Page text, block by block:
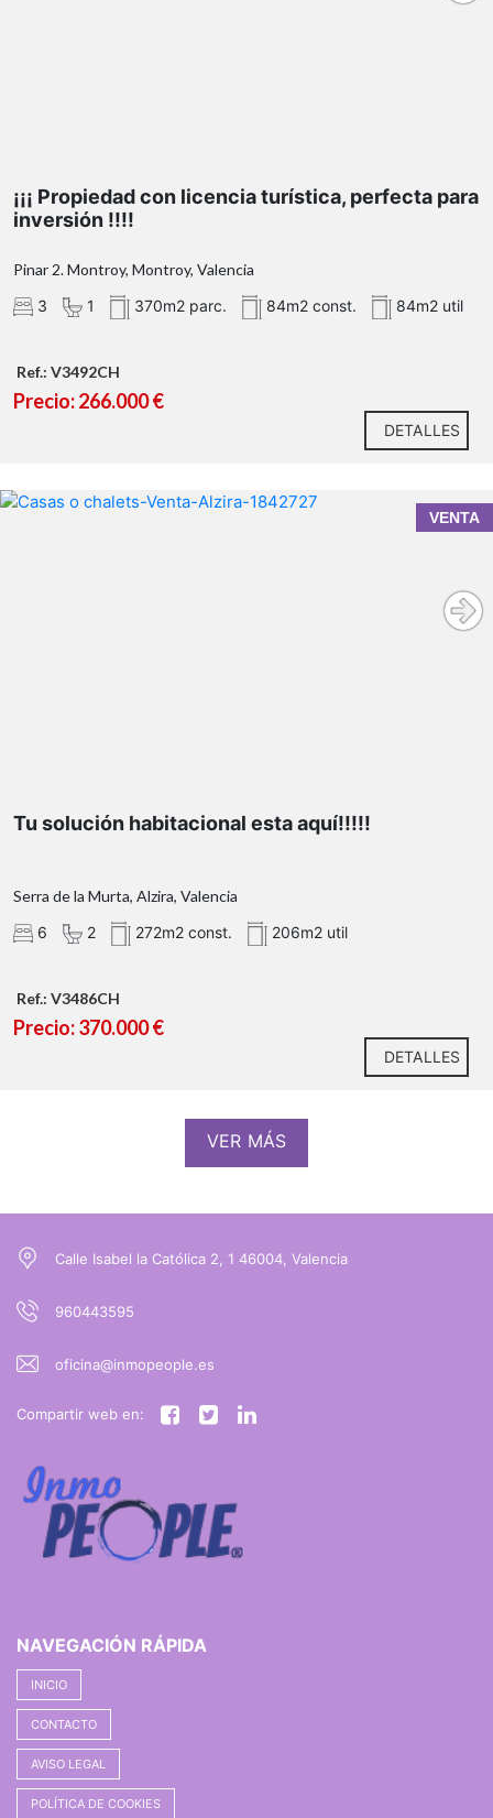
¡¡¡ Propiedad con licencia turística, perfecta para
inversión !!!!
Pinar 2. Montroy, Montroy, Valencia
3
1 370m2 parc. 84m2 const. 84m2 util
Ref.: V3492CH
Precio: 266.000 €
DETALLES
VENTA
Tu solución habitacional esta aquí!!!!!
Serra de la Murta, Alzira, Valencia
6
2 272m2 const. 206m2 util
Ref.: V3486CH
Precio: 370.000 €
DETALLES
VER MÁS
Calle Isabel la Católica 2, 1 46004, Valencia
960443595
oficina@inmopeople.es
Compartir web en:
NAVEGACIÓN RÁPIDA
INICIO
CONTACTO
AVISO LEGAL
POLÍTICA DE COOKIES